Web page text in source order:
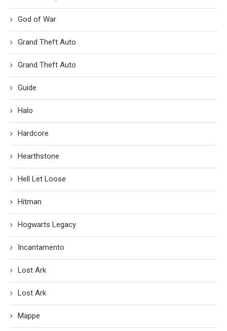
God of War
Grand Theft Auto
Grand Theft Auto
Guide
Halo
Hardcore
Hearthstone
Hell Let Loose
Hitman
Hogwarts Legacy
Incantamento
Lost Ark
Lost Ark
Mappe